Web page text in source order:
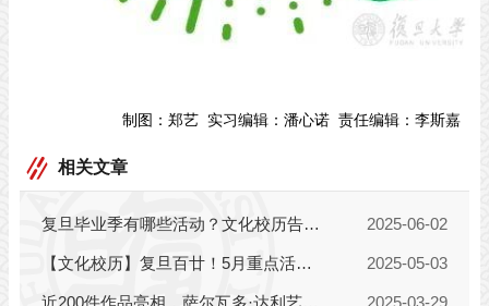
制图： 郑艺 实习编辑： 潘心诺 责任编辑： 李斯嘉
相关文章